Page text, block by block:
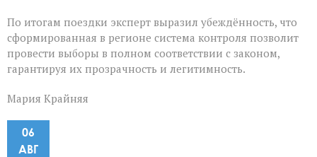
По итогам поездки эксперт выразил убеждённость, что
сформированная в регионе система контроля позволит
провести выборы в полном соответствии с законом,
гарантируя их прозрачность и легитимность.
Мария Крайняя
06
АВГ